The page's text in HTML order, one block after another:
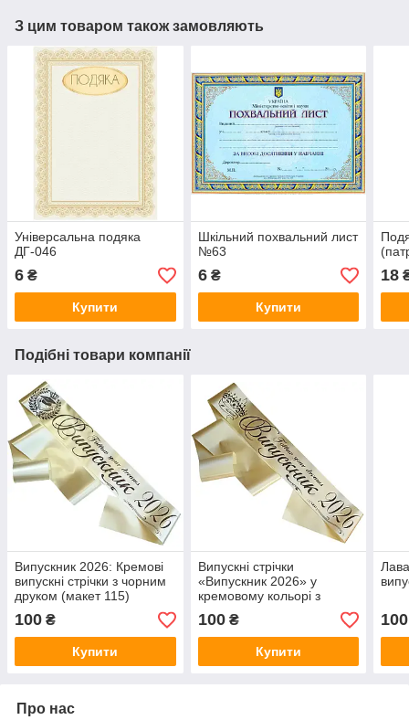
З цим товаром також замовляють
Універсальна подяка
ДГ-046
6 ₴
Купити
Шкільний похвальний лист
№63
6₴
Купити
18
Подібні товари компанії
Випускник 2026: Кремові
випускні стрічки з чорним
друком (макет 115)
100 ₴
Купити
Випускні стрічки
«Випускник 2026» у
кремовому кольорі з
113)
100₴
Купити
100
Про нас